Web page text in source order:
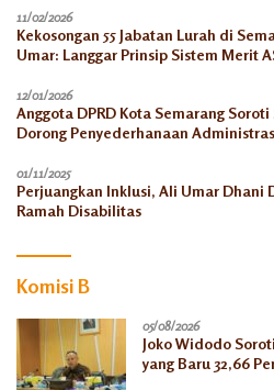
11/02/2026
Kekosongan 55 Jabatan Lurah di
Umar: Langgar Prinsip Sistem Merit
12/01/2026
Anggota DPRD Kota Semarang Soroti
Dorong Penyederhanaan
01/11/2025
Perjuangkan Inklusi, Ali Umar Dhani
Ramah Disabilitas
Komisi B
05/08/2026
Joko Widodo
yang Baru 32,66